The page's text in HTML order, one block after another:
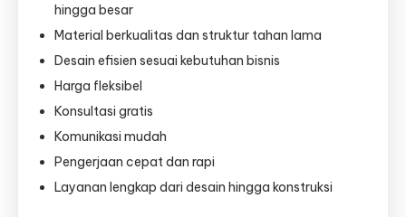
hingga besar
Material berkualitas dan struktur tahan lama
Desain efisien sesuai kebutuhan bisnis
Harga fleksibel
Konsultasi gratis
Komunikasi mudah
Pengerjaan cepat dan rapi
Layanan lengkap dari desain hingga konstruksi